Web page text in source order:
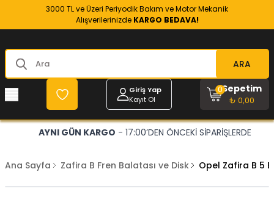
3000 TL ve Üzeri Periyodik Bakım ve Motor Mekanik
Alışverilerinizde KARGO BEDAVA!
ARA
Giriş Yap
Kayıt Ol
Sepetim
₺ 0,00
0
AYNI GÜN KARGO - 17:00’DEN ÖNCEKİ SİPARİŞLERDE
Ana Sayfa Zafira B Fren Balatası ve Disk Opel Zafira B 5